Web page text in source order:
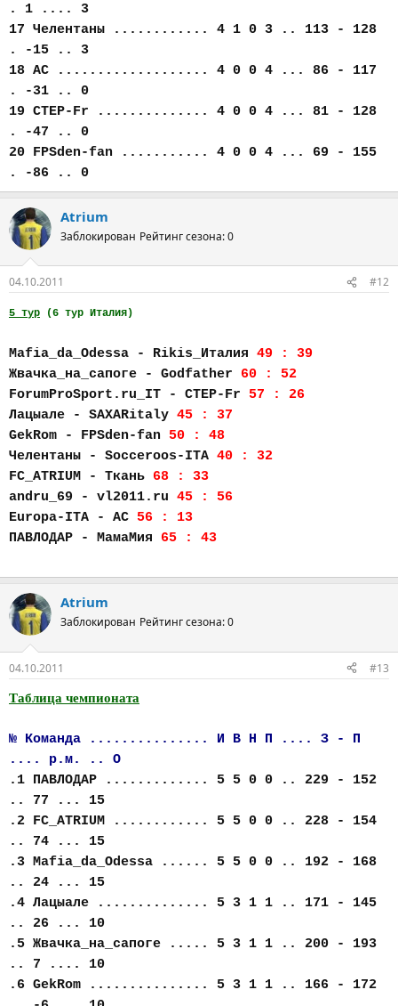
. 1 .... 3
17 Челентаны ............ 4 1 0 3 .. 113 - 128
. -15 .. 3
18 AC ................... 4 0 0 4 ... 86 - 117
. -31 .. 0
19 CTEP-Fr .............. 4 0 0 4 ... 81 - 128
. -47 .. 0
20 FPSden-fan ........... 4 0 0 4 ... 69 - 155
. -86 .. 0
Atrium
Заблокирован Рейтинг сезона: 0
04.10.2011 #12
5 тур (6 тур Италия)
Mafia_da_Odessa - Rikis_Италия 49 : 39
Жвачка_на_сапоге - Godfather 60 : 52
ForumProSport.ru_IT - CTEP-Fr 57 : 26
Лацыале - SAXARitaly 45 : 37
GekRom - FPSden-fan 50 : 48
Челентаны - Socceroos-ITA 40 : 32
FC_АTRIUM - Ткань 68 : 33
andru_69 - vl2011.ru 45 : 56
Europa-ITA - AC 56 : 13
ПАВЛОДАР - МамаМия 65 : 43
Atrium
Заблокирован Рейтинг сезона: 0
04.10.2011 #13
Таблица чемпионата
№ Команда ............... И В Н П .... З - П
.... р.м. .. О
.1 ПАВЛОДАР ............. 5 5 0 0 .. 229 - 152
.. 77 ... 15
.2 FC_АTRIUM ............ 5 5 0 0 .. 228 - 154
.. 74 ... 15
.3 Mafia_da_Odessa ...... 5 5 0 0 .. 192 - 168
.. 24 ... 15
.4 Лацыале .............. 5 3 1 1 .. 171 - 145
.. 26 ... 10
.5 Жвачка_на_сапоге ..... 5 3 1 1 .. 200 - 193
.. 7 .... 10
.6 GekRom ............... 5 3 1 1 .. 166 - 172